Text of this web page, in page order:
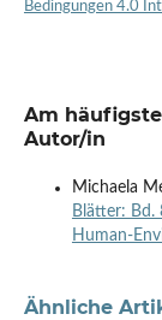
Bedingungen 4.0
Am
Autor/in
Michaela
Blätter: Bd.
Human-
Ähnliche